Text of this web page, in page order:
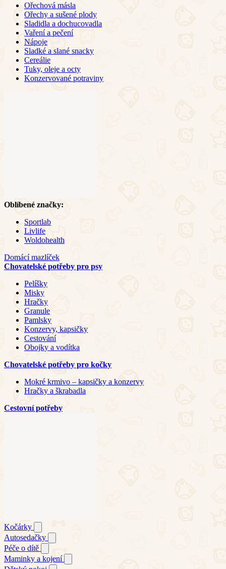
Ořechová másla
Ořechy a sušené plody
Sladidla a dochucovadla
Vaření a pečení
Nápoje
Sladké a slané snacky
Cereálie
Tuky, oleje a octy
Konzervované potraviny
Oblíbené značky:
Sportlab
Livlife
Woldohealth
Domácí mazlíček
Chovatelské potřeby pro psy
Pelíšky
Misky
Hračky
Granule
Pamlsky
Konzervy, kapsičky
Cestování
Obojky a vodítka
Chovatelské potřeby pro kočky
Mokré krmivo – kapsičky a konzervy
Hračky a škrabadla
Cestovní potřeby
Kočárky
Autosedačky
Péče o dítě
Maminky a kojení